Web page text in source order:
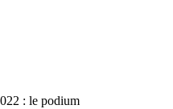
: le podium